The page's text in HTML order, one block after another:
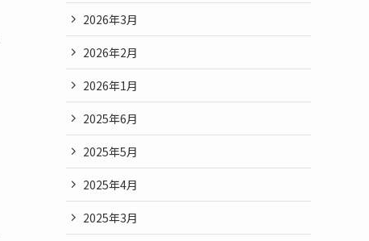
2026年3月
2026年2月
2026年1月
2025年6月
2025年5月
2025年4月
2025年3月